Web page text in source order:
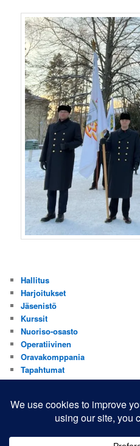
Hallitus
Harjoitukset
Jäsenistö
Kurssit
Nuoriso-osasto
Operatiivinen
Oravakomppania
Tapahtumat
Valistus
Yhteistyökumppanit